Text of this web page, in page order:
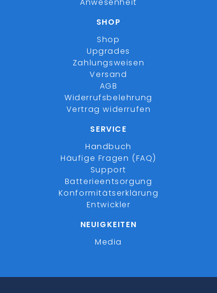
SHOP
Shop
Upgrades
Zahlungsweisen
Versand
AGB
Widerrufsbelehrung
Vertrag widerrufen
SERVICE
Handbuch
Häufige Fragen (FAQ)
Support
Batterieentsorgung
Konformitätserklärung
Entwickler
NEUIGKEITEN
Media